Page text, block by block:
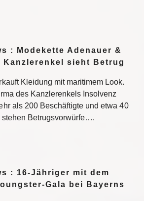
: Modekette Adenauer &
sieht Betrug
Kleidung mit maritimem Look.
des Kanzlerenkels Insolvenz
als 200 Beschäftigte und etwa 40
stehen Betrugsvorwürfe….
: 16-Jähriger mit dem
Gala bei Bayerns